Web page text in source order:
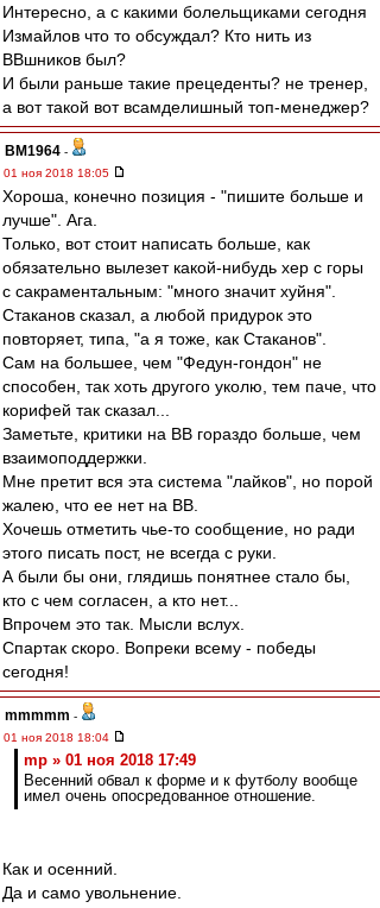
Интересно, а с какими болельщиками сегодня
Измайлов что то обсуждал? Кто нить из
ВВшников был?
И были раньше такие прецеденты? не тренер,
а вот такой вот всамделишный топ-менеджер?
BM1964 -
01 ноя 2018 18:05
Хороша, конечно позиция - "пишите больше и
лучше". Ага.
Только, вот стоит написать больше, как
обязательно вылезет какой-нибудь хер с горы
с сакраментальным: "много значит хуйня".
Стаканов сказал, а любой придурок это
повторяет, типа, "а я тоже, как Стаканов".
Сам на большее, чем "Федун-гондон" не
способен, так хоть другого уколю, тем паче, что
корифей так сказал...
Заметьте, критики на ВВ гораздо больше, чем
взаимоподдержки.
Мне претит вся эта система "лайков", но порой
жалею, что ее нет на ВВ.
Хочешь отметить чье-то сообщение, но ради
этого писать пост, не всегда с руки.
А были бы они, глядишь понятнее стало бы,
кто с чем согласен, а кто нет...
Впрочем это так. Мысли вслух.
Спартак скоро. Вопреки всему - победы
сегодня!
mmmmm -
01 ноя 2018 18:04
mp » 01 ноя 2018 17:49
Весенний обвал к форме и к футболу вообще
имел очень опосредованное отношение.
Как и осенний.
Да и само увольнение.